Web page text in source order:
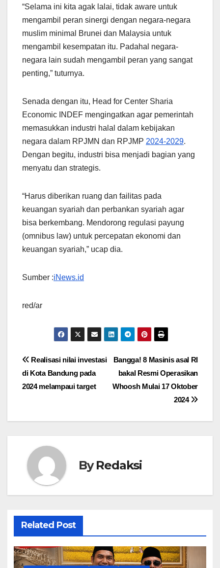
“Selama ini kita agak lalai, tidak aware untuk
mengambil peran sinergi dengan negara-negara
muslim minimal Brunei dan Malaysia untuk
mengambil kesempatan itu. Padahal negara-
negara lain sudah mengambil peran yang sangat
penting,” tuturnya.
Senada dengan itu, Head for Center Sharia
Economic INDEF mengingatkan agar pemerintah
memasukkan industri halal dalam kebijakan
negara dalam RPJMN dan RPJMP 2024-2029.
Dengan begitu, industri bisa menjadi bagian yang
menyatu dan strategis.
“Harus diberikan ruang dan failitas pada
keuangan syariah dan perbankan syariah agar
bisa berkembang. Mendorong regulasi payung
(omnibus law) untuk percepatan ekonomi dan
keuangan syariah,” ucap dia.
Sumber :iNews.id
red/ar
Navigasi
pos
Bangga! 8 Masinis asal RI
bakal Resmi Operasikan
Whoosh Mulai 17 Oktober
2024
Realisasi nilai investasi
di Kota Bandung pada
2024 melampaui target
ByRedaksi
Related Post